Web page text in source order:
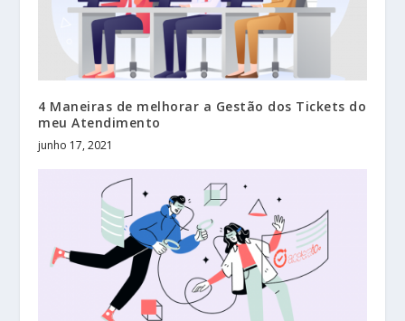
4 Maneiras de melhorar a Gestão dos Tickets do
meu Atendimento
junho 17, 2021